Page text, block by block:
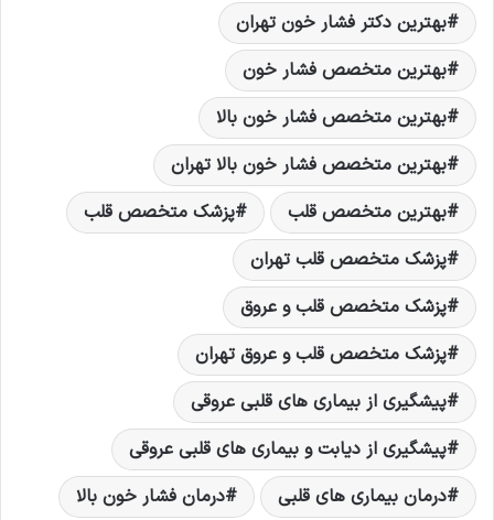
بهترین دکتر فشار خون تهران
بهترین متخصص فشار خون
بهترین متخصص فشار خون بالا
بهترین متخصص فشار خون بالا تهران
بهترین متخصص قلب
پزشک متخصص قلب
پزشک متخصص قلب تهران
پزشک متخصص قلب و عروق
پزشک متخصص قلب و عروق تهران
پیشگیری از بیماری های قلبی عروقی
پیشگیری از دیابت و بیماری های قلبی عروقی
درمان بیماری های قلبی
درمان فشار خون بالا